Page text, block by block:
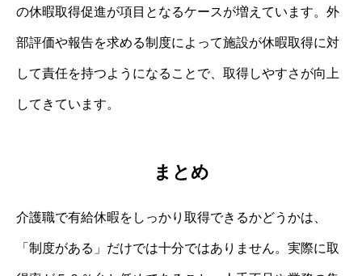
の休暇取得促進が項目となるケースが増えています。外
部評価や報告を求める制度によって施設が休暇取得に対
して責任を持つようになることで、取得しやすさが向上
してきています。
まとめ
介護職で有給休暇をしっかり取得できるかどうかは、
「制度がある」だけでは十分ではありません。実際に取